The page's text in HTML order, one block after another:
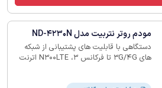
مودم روتر نتربیت مدل ND-4230N
دستگاهی با قابلیت های پشتیبانی از شبکه
های 3G/4G تا فرکانس N300LTE ،3 اترنت